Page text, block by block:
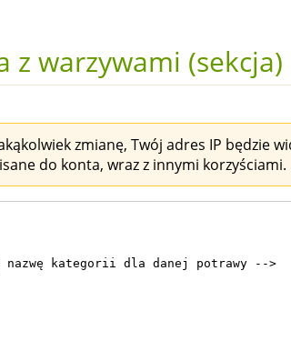
z warzywami (sekcja)
zmianę, Twój adres IP będzie
do konta, wraz z innymi korzyściami.